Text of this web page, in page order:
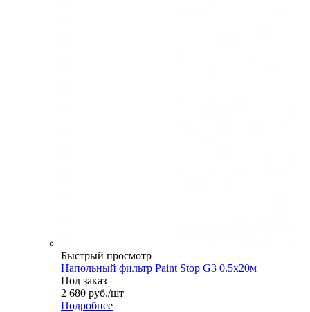
Быстрый просмотр
Напольный фильтр Paint Stop G3 0.5x20м
Под заказ
2 680 руб./шт
Подробнее